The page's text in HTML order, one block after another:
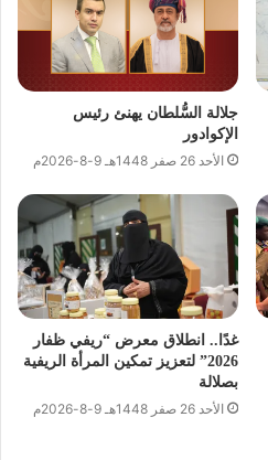
جلالة السُّلطان يهنئ رئيس
الإكوادور
الأحد 26 صفر 1448هـ 9-8-2026م
غدًا.. انطلاق معرض “ريفي ظفار
2026” لتعزيز تمكين المرأة الريفية
بصلالة
الأحد 26 صفر 1448هـ 9-8-2026م